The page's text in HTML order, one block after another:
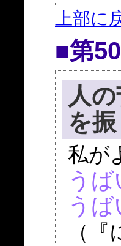
上部に
■第
人
を
私が
う
う
（